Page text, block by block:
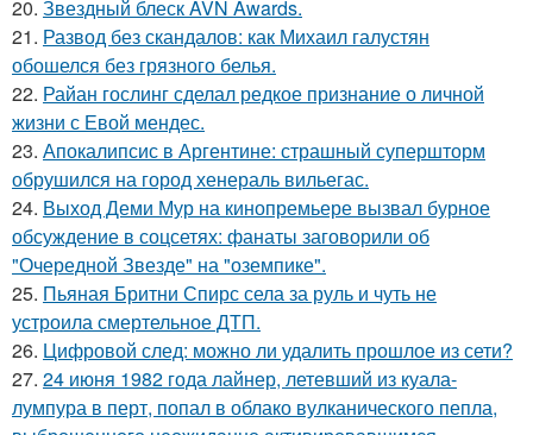
20. Звездный блеск AVN Awards.
21. Развод без скандалов: как Михаил галустян
обошелся без грязного белья.
22. Райан гослинг сделал редкое признание о личной
жизни с Евой мендес.
23. Апокалипсис в Аргентине: страшный супершторм
обрушился на город хенераль вильегас.
24. Выход Деми Мур на кинопремьере вызвал бурное
обсуждение в соцсетях: фанаты заговорили об
"Очередной Звезде" на "оземпике".
25. Пьяная Бритни Спирс села за руль и чуть не
устроила смертельное ДТП.
26. Цифровой след: можно ли удалить прошлое из сети?
27. 24 июня 1982 года лайнер, летевший из куала-
лумпура в перт, попал в облако вулканического пепла,